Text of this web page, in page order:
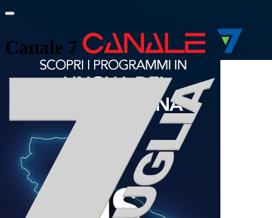
Canale 7